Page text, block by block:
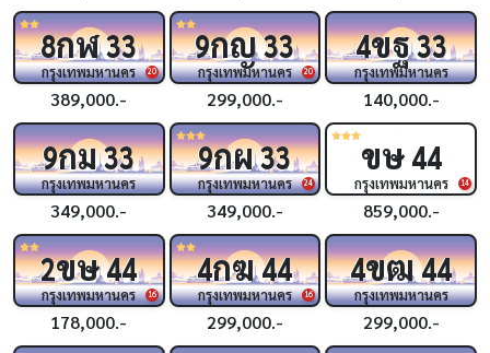
20
8กฬ33
กรุงเทพมหานคร
389,000.-
20
9กญ33
กรุงเทพมหานคร
299,000.-
4ขฐ33
กรุงเทพมหานคร
140,000.-
9กม33
กรุงเทพมหานคร
349,000.-
24
9กผ33
กรุงเทพมหานคร
349,000.-
14
ขษ44
กรุงเทพมหานคร
859,000.-
16
2ขษ44
กรุงเทพมหานคร
178,000.-
16
4กฆ44
กรุงเทพมหานคร
299,000.-
4ขฒ44
กรุงเทพมหานคร
299,000.-